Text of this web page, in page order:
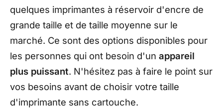
quelques imprimantes à réservoir d'encre de
grande taille et de taille moyenne sur le
marché. Ce sont des options disponibles pour
les personnes qui ont besoin d'un appareil
plus puissant. N'hésitez pas à faire le point sur
vos besoins avant de choisir votre taille
d'imprimante sans cartouche.